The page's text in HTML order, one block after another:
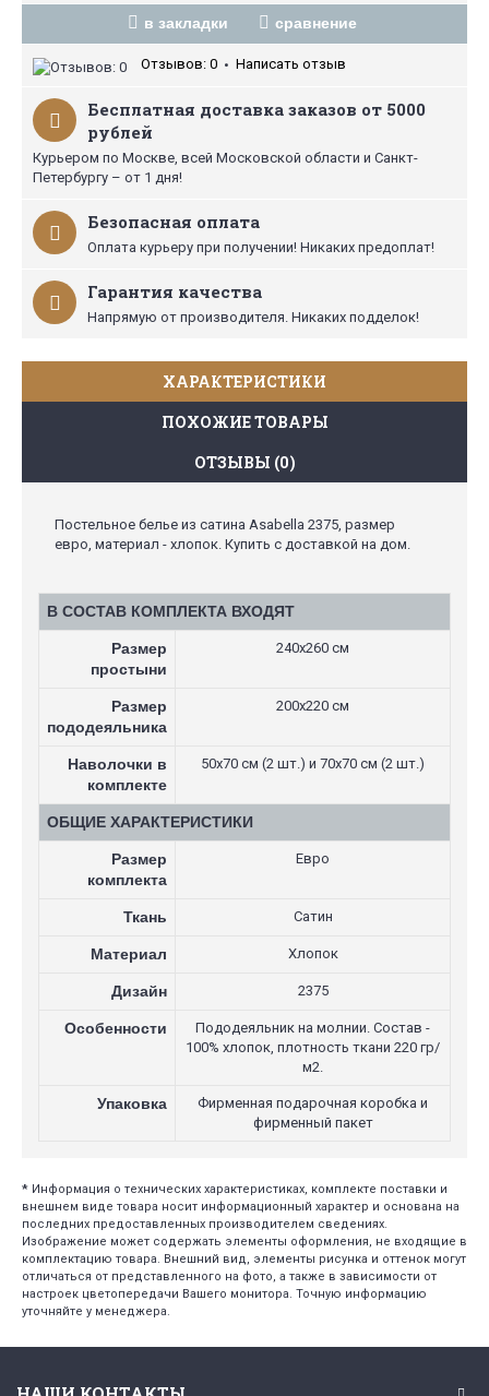
в закладки сравнение
Отзывов: 0 • Написать отзыв
Бесплатная доставка заказов от 5000
рублей
Курьером по Москве, всей Московской области и Санкт-
Петербургу – от 1 дня!
Безопасная оплата
Оплата курьеру при получении! Никаких предоплат!
Гарантия качества
Напрямую от производителя. Никаких подделок!
ХАРАКТЕРИСТИКИ
ПОХОЖИЕ ТОВАРЫ
ОТЗЫВЫ (0)
Постельное белье из сатина Asabella 2375, размер
евро, материал - хлопок. Купить с доставкой на дом.
В СОСТАВ КОМПЛЕКТА ВХОДЯТ
Размер
простыни
240х260 см
Размер
пододеяльника
200х220 см
Наволочки в
комплекте
50х70 см (2 шт.) и 70х70 см (2 шт.)
ОБЩИЕ ХАРАКТЕРИСТИКИ
Размер
комплекта
Евро
Ткань Сатин
Материал Хлопок
Дизайн 2375
Особенности
Пододеяльник на молнии. Состав -
100% хлопок, плотность ткани 220 гр/
м2.
Упаковка
Фирменная подарочная коробка и
фирменный пакет
* Информация о технических характеристиках, комплекте поставки и
внешнем виде товара носит информационный характер и основана на
последних предоставленных производителем сведениях.
Изображение может содержать элементы оформления, не входящие в
комплектацию товара. Внешний вид, элементы рисунка и оттенок могут
отличаться от представленного на фото, а также в зависимости от
настроек цветопередачи Вашего монитора. Точную информацию
уточняйте у менеджера.